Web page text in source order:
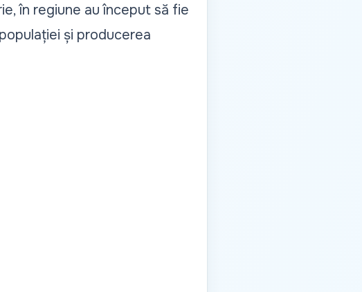
în regiune au început să fie
și producerea